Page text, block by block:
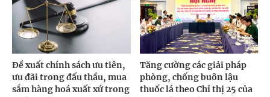
Đề xuất chính sách ưu tiên,
ưu đãi trong đấu thầu, mua
sắm hàng hoá xuất xứ trong
Tăng cường các giải pháp
phòng, chống buôn lậu
thuốc lá theo Chỉ thị 25 của